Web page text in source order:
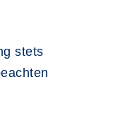
stets